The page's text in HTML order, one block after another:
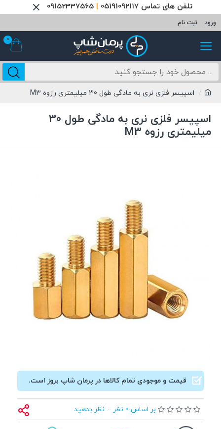
تلفن های تماس 05191092117 09152337565
ورود ثبت نام
0
اسپیسر فلزی نری به مادگی طول 30 میلیمتری رزوه M3
اسپیسر فلزی نری به مادگی طول 30
میلیمتری رزوه M3
قیمت و موجودی تمام کالاها در پرمان شاپ بروز است.
بر اساس 0 نظر - نظر بدهید